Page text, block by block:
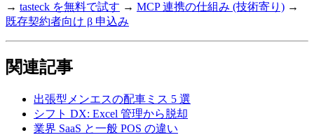
→ tasteck を無料で試す → MCP 連携の仕組み (技術寄り) →
既存契約者向け β 申込み
関連記事
出張型メンエスの配車ミス 5 選
シフト DX: Excel 管理から脱却
業界 SaaS と一般 POS の違い